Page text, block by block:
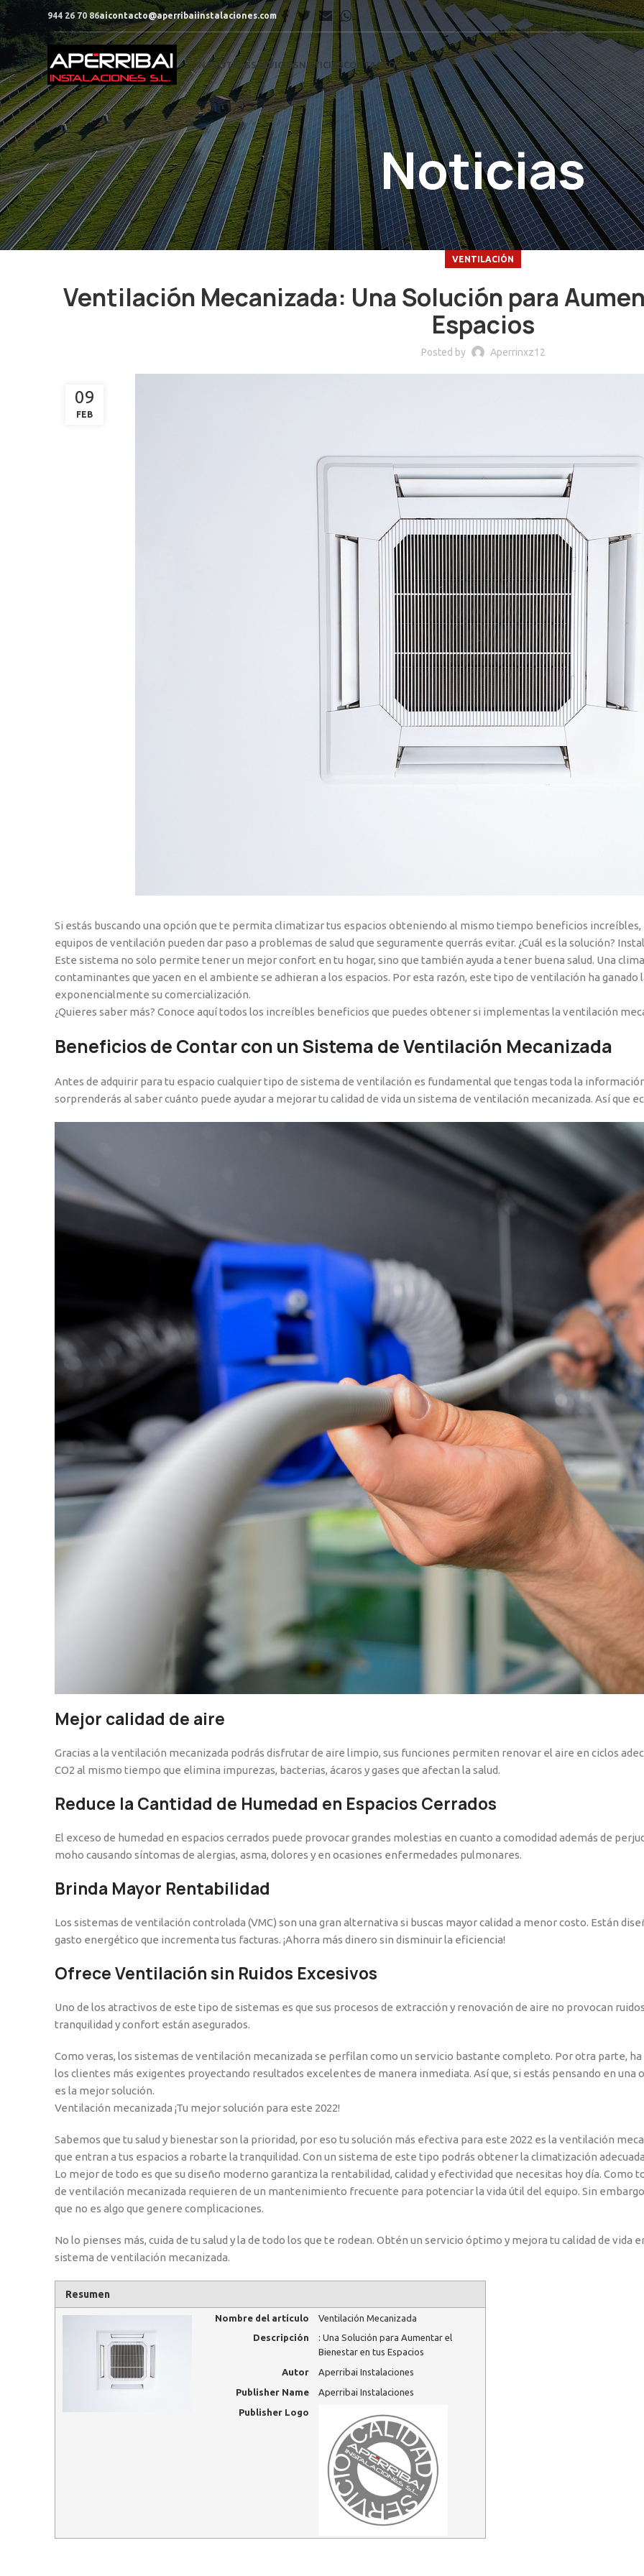
944 26 70 86aicontacto@aperribaiinstalaciones.com
NOSOTROSSERVICIOSNOTICIASCONTACTO
Noticias
VENTILACIÓN
Ventilación Mecanizada: Una Solución para
Espacios
Posted by Aperrinxz12
09
FEB
Si estás buscando una opción que te permita climatizar tus espacios obteniendo al mismo tiempo beneficios
equipos de ventilación pueden dar paso a problemas de salud que seguramente querrás evitar. ¿Cuál es la solución?
Este sistema no solo permite tener un mejor confort en tu hogar, sino que también ayuda a tener buena salud. Una
contaminantes que yacen en el ambiente se adhieran a los espacios. Por esta razón, este tipo de ventilación ha
exponencialmente su comercialización.
¿Quieres saber más? Conoce aquí todos los increíbles beneficios que puedes obtener si implementas la ventilación
Beneficios de Contar con un Sistema de Ventilación Mecanizada
Antes de adquirir para tu espacio cualquier tipo de sistema de ventilación es fundamental que tengas toda la
sorprenderás al saber cuánto puede ayudar a mejorar tu calidad de vida un sistema de ventilación mecanizada. Así que
Mejor calidad de aire
Gracias a la ventilación mecanizada podrás disfrutar de aire limpio, sus funciones permiten renovar el aire en ciclos
CO2 al mismo tiempo que elimina impurezas, bacterias, ácaros y gases que afectan la salud.
Reduce la Cantidad de Humedad en Espacios Cerrados
El exceso de humedad en espacios cerrados puede provocar grandes molestias en cuanto a comodidad además de
moho causando síntomas de alergias, asma, dolores y en ocasiones enfermedades pulmonares.
Brinda Mayor Rentabilidad
Los sistemas de ventilación controlada (VMC) son una gran alternativa si buscas mayor calidad a menor costo. Están
gasto energético que incrementa tus facturas. ¡Ahorra más dinero sin disminuir la eficiencia!
Ofrece Ventilación sin Ruidos Excesivos
Uno de los atractivos de este tipo de sistemas es que sus procesos de extracción y renovación de aire no provocan
tranquilidad y confort están asegurados.
Como veras, los sistemas de ventilación mecanizada se perfilan como un servicio bastante completo. Por otra parte,
los clientes más exigentes proyectando resultados excelentes de manera inmediata. Así que, si estás pensando en
es la mejor solución.
Ventilación mecanizada ¡Tu mejor solución para este 2022!
Sabemos que tu salud y bienestar son la prioridad, por eso tu solución más efectiva para este 2022 es la ventilación
que entran a tus espacios a robarte la tranquilidad. Con un sistema de este tipo podrás obtener la climatización
Lo mejor de todo es que su diseño moderno garantiza la rentabilidad, calidad y efectividad que necesitas hoy día.
de ventilación mecanizada requieren de un mantenimiento frecuente para potenciar la vida útil del equipo. Sin
que no es algo que genere complicaciones.
No lo pienses más, cuida de tu salud y la de todo los que te rodean. Obtén un servicio óptimo y mejora tu calidad de vida
sistema de ventilación mecanizada.
Resumen
Nombre del artículo
Ventilación Mecanizada
Descripción
: Una Solución para Aumentar el
Bienestar en tus Espacios
Autor
Aperribai Instalaciones
Publisher Name
Aperribai Instalaciones
Publisher Logo